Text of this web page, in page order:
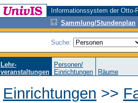
Informationssystem der
Sammlung/Stundenplan
Suche:
Lehr-
veranstaltungen
Personen/
Einrichtungen
Räume
Einrichtungen >>